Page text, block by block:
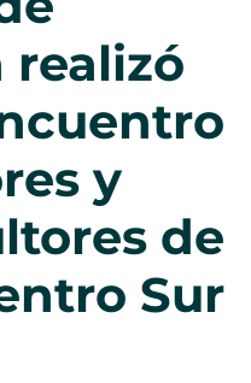
y
de
Sur